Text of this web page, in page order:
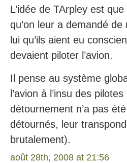
L’idée de TArpley est
qu’on leur a demandé de
lui qu’ils aient eu
devaient piloter l’avion.
Il pense au système
l’avion à l’insu des
détournement n’a pas
détournés, leur
brutalement).
août 28th, 2008 at 21:56